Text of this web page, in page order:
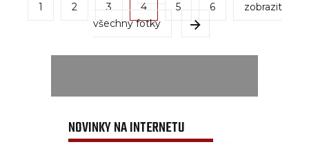
1 2 3 4 5 6
zobrazit
všechny fotky
NOVINKY NA INTERNETU